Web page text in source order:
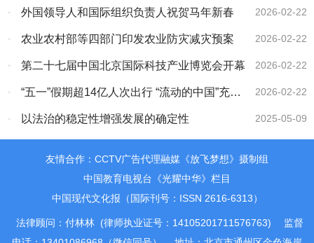
强”的深意
· 外国领导人和国际组织负责人祝贺马年新春 2026-02-22
· 农业农村部等四部门印发农业防灾减灾预案 2026-02-22
· 第二十七届中国北京国际科技产业博览会开幕 2026-02-22
·
“五一”假期超14亿人次出行 “流动的中国”充满
活力
2026-02-22
· 以法治的稳定性增强发展的确定性 2025-05-09
友情合作：CCTV广告代理融媒《放飞梦想》摄制组
中国教育电视台《光耀中华》栏目
中国现代文化报（国际刊号：ISSN 2616-6313）
法律顾问：付林林 (律师执业证号：14105201711576763)
监督